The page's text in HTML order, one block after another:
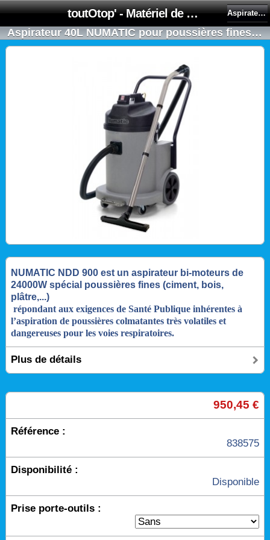
toutOtop' - Matériel de nettoyage, produit d'entretien, lubrifiant pour professionnel et particulier Aspirateurs industriels
Aspirateur 40L NUMATIC pour poussières fines (ciment, bois, plâtre,...) NDD 900 bi-moteurs
NUMATIC NDD 900 est un aspirateur bi-moteurs de
24000W spécial poussières fines (ciment, bois,
plâtre,...)
répondant aux exigences de Santé Publique inhérentes à
l’aspiration de poussières colmatantes très volatiles et
dangereuses pour les voies respiratoires.
Plus de détails
950,45 €
Référence :
838575
Disponibilité :
Disponible
Prise porte-outils :